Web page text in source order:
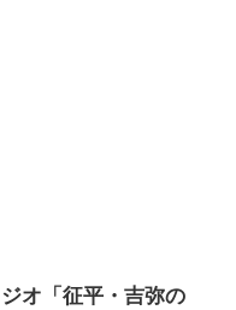
オ「征平・吉弥の